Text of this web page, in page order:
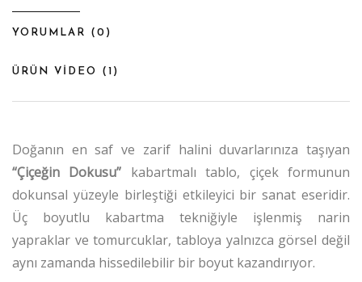
YORUMLAR ( 0 )
ÜRÜN VİDEO ( 1 )
Doğanın en saf ve zarif halini duvarlarınıza taşıyan
“Çiçeğin Dokusu” kabartmalı tablo, çiçek formunun
dokunsal yüzeyle birleştiği etkileyici bir sanat eseridir.
Üç boyutlu kabartma tekniğiyle işlenmiş narin
yapraklar ve tomurcuklar, tabloya yalnızca görsel değil
aynı zamanda hissedilebilir bir boyut kazandırıyor.